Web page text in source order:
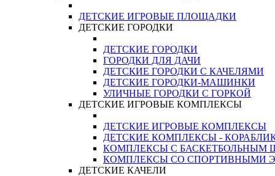
ДЕТСКИЕ ИГРОВЫЕ ПЛОЩАДКИ
ДЕТСКИЕ ГОРОДКИ
ДЕТСКИЕ ГОРОДКИ
ГОРОДКИ ДЛЯ ДАЧИ
ДЕТСКИЕ ГОРОДКИ С КАЧЕЛЯМИ
ДЕТСКИЕ ГОРОДКИ-МАШИНКИ
УЛИЧНЫЕ ГОРОДКИ С ГОРКОЙ
ДЕТСКИЕ ИГРОВЫЕ КОМПЛЕКСЫ
ДЕТСКИЕ ИГРОВЫЕ КОМПЛЕКСЫ
ДЕТСКИЕ КОМПЛЕКСЫ -
КОМПЛЕКСЫ С БАСКЕТБОЛЬНЫМ
КОМПЛЕКСЫ СО СПОРТИВНЫМИ
ДЕТСКИЕ КАЧЕЛИ